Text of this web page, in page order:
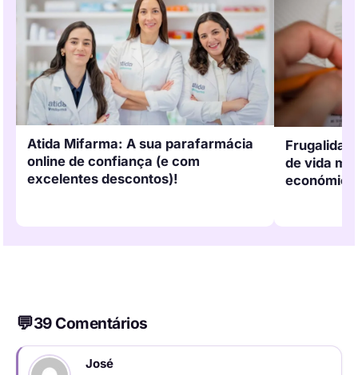
Atida Mifarma: A sua parafarmácia
online de confiança (e com
excelentes descontos)!
de vida
económico
39 Comentários
José